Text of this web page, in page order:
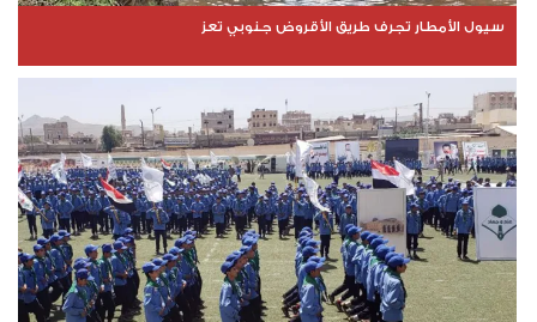
سيول الأمطار تجرف طريق الأقروض جنوبي تعز